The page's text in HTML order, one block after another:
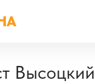
Высоцкий